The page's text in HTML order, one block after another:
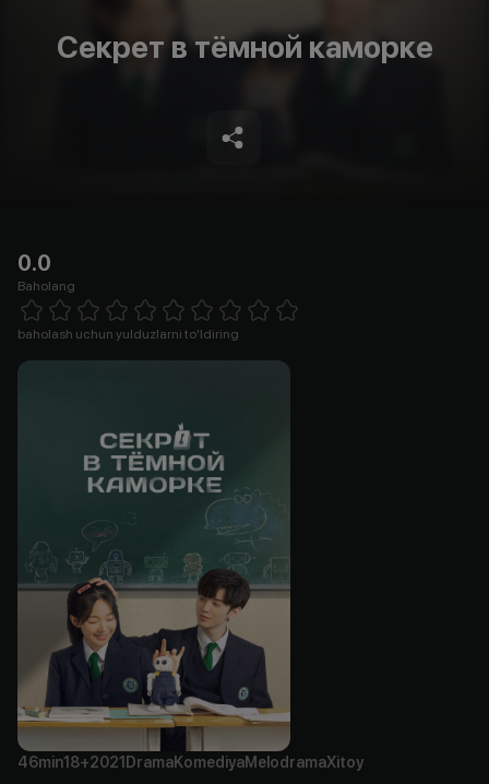
Секрет в тёмной каморке
0.0
Baholang
1 Star 2 Stars 3 Stars 4 Stars5 Stars 6 Stars7 Stars8 Stars
baholash uchun yulduzlarni to'ldiring
46min18+2021 DramaKomediyaMelodramaXitoy